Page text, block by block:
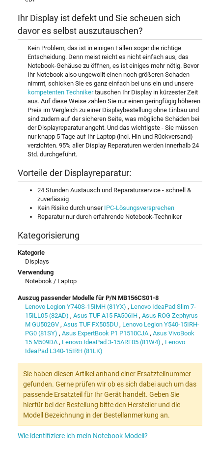
Ihr Display ist defekt und Sie scheuen sich
davor es selbst auszutauschen?
Kein Problem, das ist in einigen Fällen sogar die richtige
Entscheidung. Denn meist reicht es nicht einfach aus, das
Notebook-Gehäuse zu öffnen, es ist einiges mehr nötig. Bevor
Ihr Notebook also ungewollt einen noch größeren Schaden
nimmt, schicken Sie es ganz einfach bei uns ein und unsere
kompetenten Technikertauschen Ihr Display in kürzester Zeit
aus. Auf diese Weise zahlen Sie nur einen geringfügig höheren
Preis im Vergleich zu einer Displaybestellung ohne Einbau und
sind zudem auf der sicheren Seite, was mögliche Schäden bei
der Displayreparatur angeht. Und das wichtigste - Sie müssen
nur knapp 5 Tage auf Ihr Laptop (incl. Hin und Rückversand)
verzichten. 95% aller Display Reparaturen werden innerhalb 24
Std. durchgeführt.
Vorteile der Displayreparatur:
24 Stunden Austausch und Reparaturservice - schnell &
zuverlässig
Kein Risiko durch unser IPC-Lösungsversprechen
Reparatur nur durch erfahrende Notebook-Techniker
Kategorisierung
Kategorie
Displays
Verwendung
Notebook / Laptop
Auszug passender Modelle für P/N MB156CS01-8
Lenovo Legion Y740S-15IMH (81YX) , Lenovo IdeaPad Slim 7-
15ILL05 (82AD) , Asus TUF A15 FA506IH , Asus ROG Zephyrus
M GU502GV , Asus TUF FX505DU , Lenovo Legion Y540-15IRH-
PG0 (81SY) , Asus ExpertBook P1 P1510CJA, Asus VivoBook
15 M509DA, Lenovo IdeaPad 3-15ARE05 (81W4) , Lenovo
IdeaPad L340-15IRH (81LK)
Sie haben diesen Artikel anhand einer Ersatzteilnummer
gefunden. Gerne prüfen wir ob es sich dabei auch um das
passende Ersatzteil für Ihr Gerät handelt. Geben Sie
hierfür bei der Bestellung bitte den Hersteller und die
Modell Bezeichnung in der Bestellanmerkung an.
Wie identifiziere ich mein Notebook Modell?